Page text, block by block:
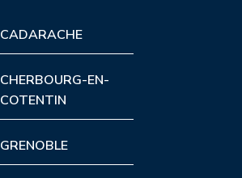
CADARACHE
CHERBOURG-EN-
COTENTIN
GRENOBLE